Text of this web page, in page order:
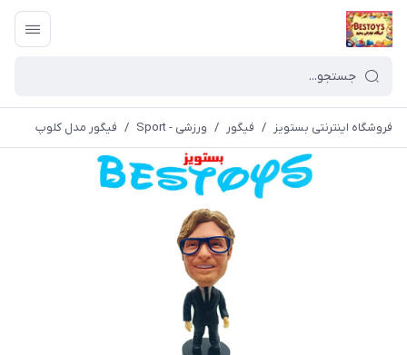
فروشگاه اینترنتی بستویز / فیگور / ورزشی - Sport / فیگور مدل کلوپ